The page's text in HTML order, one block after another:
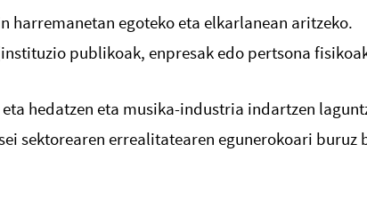
harremanetan egoteko eta elkarlanean aritzeko.
publikoak, enpresak edo pertsona
hedatzen eta musika-industria indartzen
sektorearen errealitatearen egunerokoari buruz